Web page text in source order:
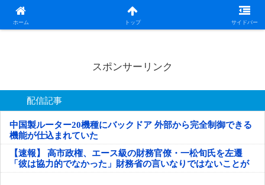
ホーム トップ サイドバー
日本第一！ニュース録
スポンサーリンク
配信記事
中国製ルーター20機種にバックドア 外部から完全制御できる
機能が仕込まれていた
【速報】 高市政権、エース級の財務官僚・一松旬氏を左遷
「彼は協力的でなかった」財務省の言いなりではないことが
判明